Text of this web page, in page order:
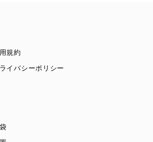
規約
イバシーポリシー